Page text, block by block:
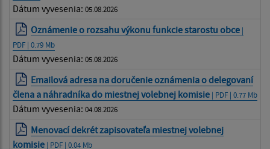
Dátum vyvesenia: 05.08.2026
Oznámenie o rozsahu výkonu funkcie starostu obce |
PDF | 0.79 Mb
Dátum vyvesenia: 05.08.2026
Emailová adresa na doručenie oznámenia o delegovaní
člena a náhradníka do miestnej volebnej komisie | PDF | 0.77 Mb
Dátum vyvesenia: 04.08.2026
Menovací dekrét zapisovateľa miestnej volebnej
komisie | PDF | 0.04 Mb